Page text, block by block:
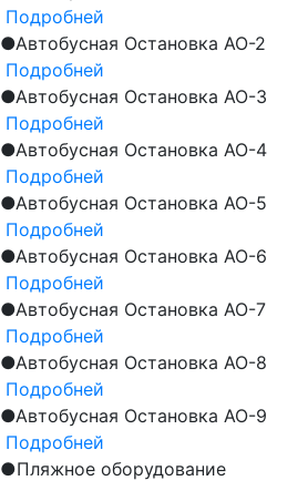
Подробней
●Автобусная Остановка АО-2
Подробней
●Автобусная Остановка АО-3
Подробней
●Автобусная Остановка АО-4
Подробней
●Автобусная Остановка АО-5
Подробней
●Автобусная Остановка АО-6
Подробней
●Автобусная Остановка АО-7
Подробней
●Автобусная Остановка АО-8
Подробней
●Автобусная Остановка АО-9
Подробней
●Пляжное оборудование